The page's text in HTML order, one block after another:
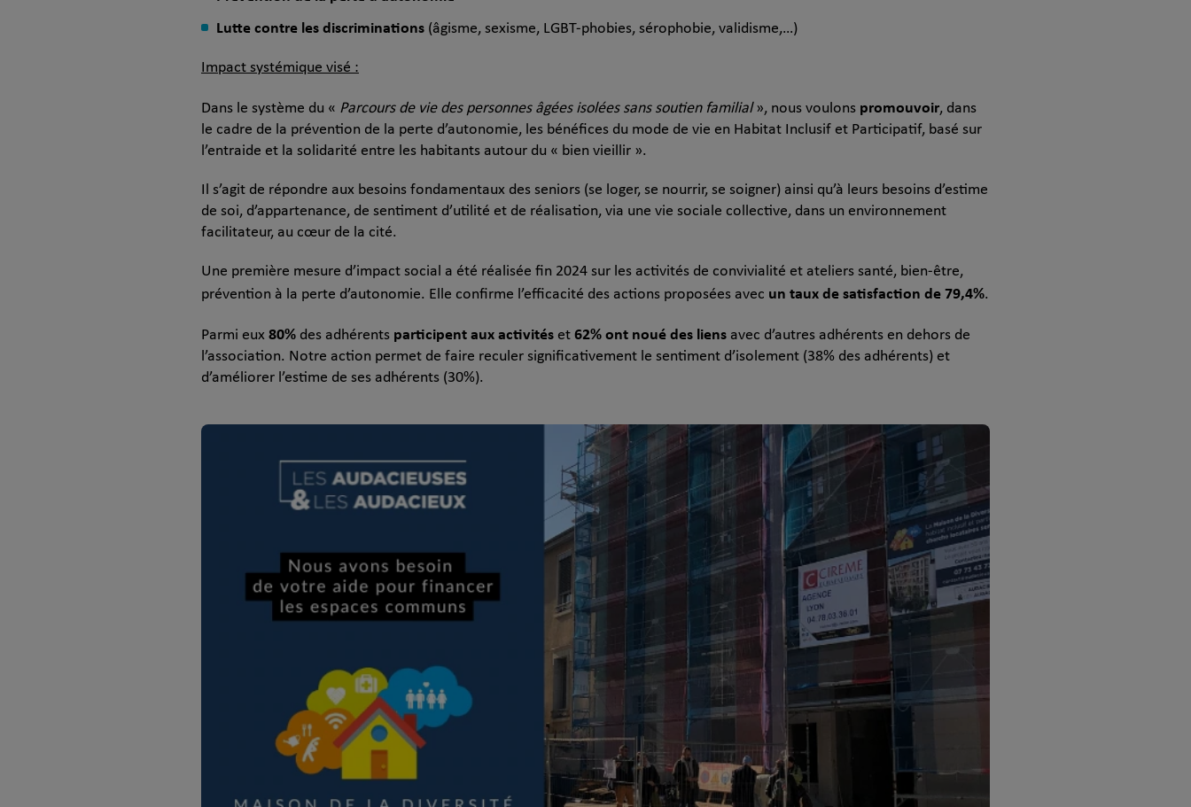
Lutte contre les discriminations (âgisme, sexisme, LGBT-phobies, sérophobie, validisme,…)
Impact systémique visé :
Dans le système du « Parcours de vie des personnes âgées isolées sans soutien familial», nous voulons promouvoir, dans
le cadre de la prévention de la perte d’autonomie, les bénéfices du mode de vie en Habitat Inclusif et Participatif, basé sur
l’entraide et la solidarité entre les habitants autour du « bien vieillir ».
Il s’agit de répondre aux besoins fondamentaux des seniors (se loger, se nourrir, se soigner) ainsi qu’à leurs besoins d’estime
de soi, d’appartenance, de sentiment d’utilité et de réalisation, via une vie sociale collective, dans un environnement
facilitateur, au cœur de la cité.
Une première mesure d’impact social a été réalisée fin 2024 sur les activités de convivialité et ateliers santé, bien-être,
prévention à la perte d’autonomie. Elle confirme l’efficacité des actions proposées avec un taux de satisfaction de 79,4%.
Parmi eux 80% des adhérents participent aux activités et 62% ont noué des liens avec d’autres adhérents en dehors de
l’association. Notre action permet de faire reculer significativement le sentiment d’isolement (38% des adhérents) et
d’améliorer l’estime de ses adhérents (30%).